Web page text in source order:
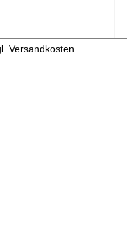
Versandkosten.